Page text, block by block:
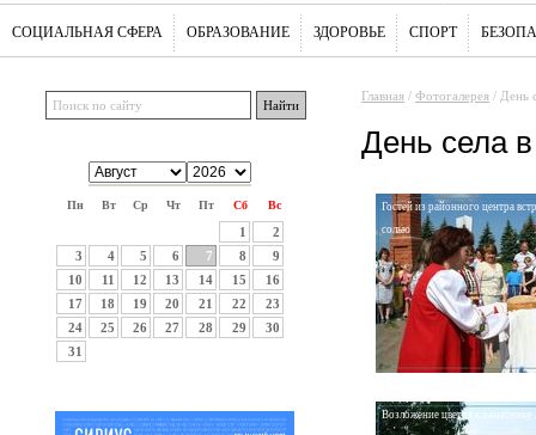
СОЦИАЛЬНАЯ СФЕРА ОБРАЗОВАНИЕ ЗДОРОВЬЕ СПОРТ
Пн Вт Ср Чт Пт Сб Вс
1
2
3
4 5 6 7 8
9
10
11 12 13 14 15
16
17
18 19 20 21 22
23
24
25 26 27 28 29
30
31
Главная / Фотогалерея / День
День села
Гостей из районного центра
солью
Возложение цветов к